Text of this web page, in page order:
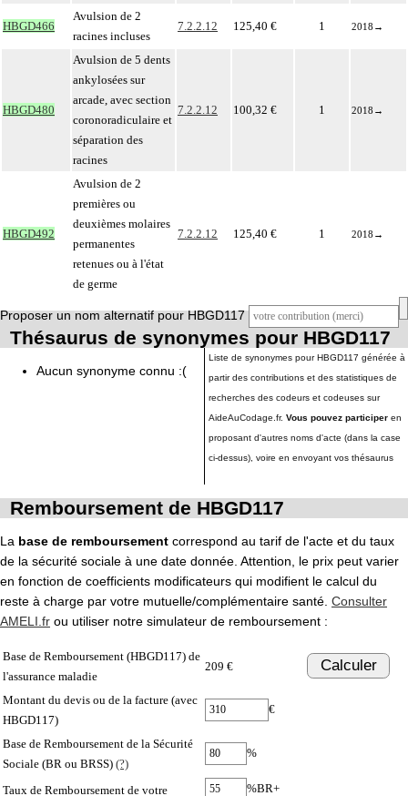
HBGD466
Avulsion de 2
racines incluses
7.2.2.12 125,40 € 1 2018 →
HBGD480
Avulsion de 5 dents
ankylosées sur
arcade, avec section
coronoradiculaire et
séparation des
racines
7.2.2.12 100,32 € 1 2018 →
HBGD492
Avulsion de 2
premières ou
deuxièmes molaires
permanentes
retenues ou à l'état
de germe
7.2.2.12 125,40 € 1 2018 →
Proposer un nom alternatif pour HBGD117
Thésaurus de synonymes pour HBGD117
Aucun synonyme connu :(
Liste de synonymes pour HBGD117 générée à
partir des contributions et des statistiques de
recherches des codeurs et codeuses sur
AideAuCodage.fr. Vous pouvez participer en
proposant d'autres noms d'acte (dans la case
ci-dessus), voire en envoyant vos thésaurus
Remboursement de HBGD117
La base de remboursement correspond au tarif de l'acte et du taux
de la sécurité sociale à une date donnée. Attention, le prix peut varier
en fonction de coefficients modificateurs qui modifient le calcul du
reste à charge par votre mutuelle/complémentaire santé. Consulter
AMELI.fr ou utiliser notre simulateur de remboursement :
Base de Remboursement (HBGD117) de
l'assurance maladie
209 € Calculer
Montant du devis ou de la facture (avec
HBGD117)
€
Base de Remboursement de la Sécurité
Sociale (BR ou BRSS) (?)
%
Taux de Remboursement de votre
%BR+